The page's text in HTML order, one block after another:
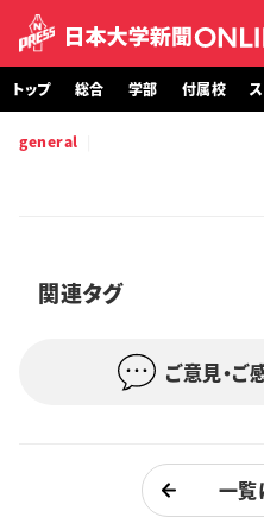
トップ
トップ 総合 学部 付属校
general
関連タグ
ご意見・ご
一覧